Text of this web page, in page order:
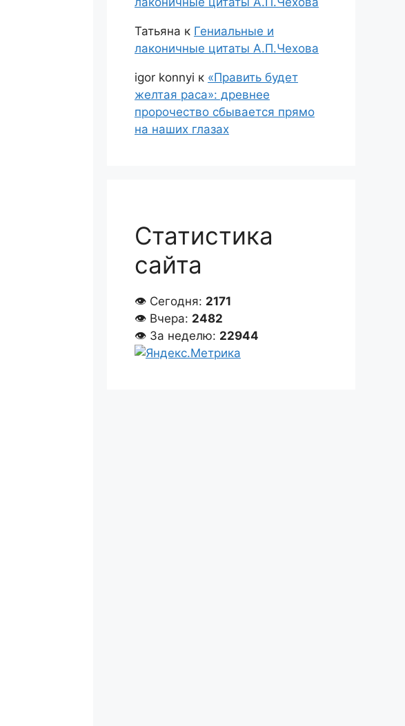
Татьяна к Гениальные и
лаконичные цитаты А.П.Чехова
igor konnyi к «Править будет
желтая раса»: древнее
пророчество сбывается прямо
на наших глазах
Статистика
сайта
👁 Сегодня: 2171
👁 Вчера: 2482
👁 За неделю: 22944